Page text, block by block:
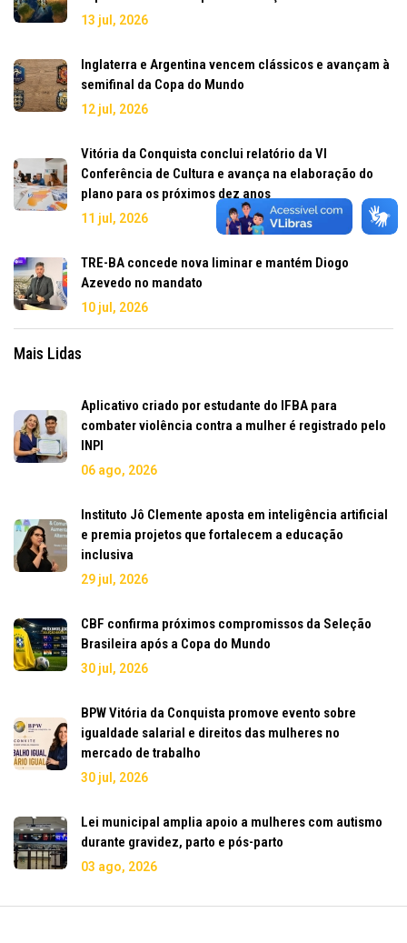
13 jul, 2026
Inglaterra e Argentina vencem clássicos e avançam à
semifinal da Copa do Mundo
12 jul, 2026
Vitória da Conquista conclui relatório da VI
Conferência de Cultura e avança na elaboração do
plano para os próximos dez anos
11 jul, 2026
TRE-BA concede nova liminar e mantém Diogo
Azevedo no mandato
10 jul, 2026
Mais Lidas
Aplicativo criado por estudante do IFBA para
combater violência contra a mulher é registrado pelo
INPI
06 ago, 2026
Instituto Jô Clemente aposta em inteligência artificial
e premia projetos que fortalecem a educação
inclusiva
29 jul, 2026
CBF confirma próximos compromissos da Seleção
Brasileira após a Copa do Mundo
30 jul, 2026
BPW Vitória da Conquista promove evento sobre
igualdade salarial e direitos das mulheres no
mercado de trabalho
30 jul, 2026
Lei municipal amplia apoio a mulheres com autismo
durante gravidez, parto e pós-parto
03 ago, 2026